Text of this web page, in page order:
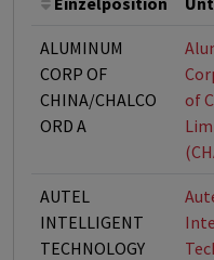
ALUMINUM
CORP OF
CHINA/CHALCO
ORD A
of
AUTEL
INTELLIGENT
TECHNOLOGY